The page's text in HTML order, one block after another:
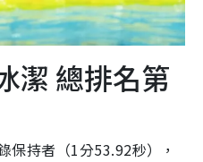
潔 總排名第
保持者（1分53.92秒），